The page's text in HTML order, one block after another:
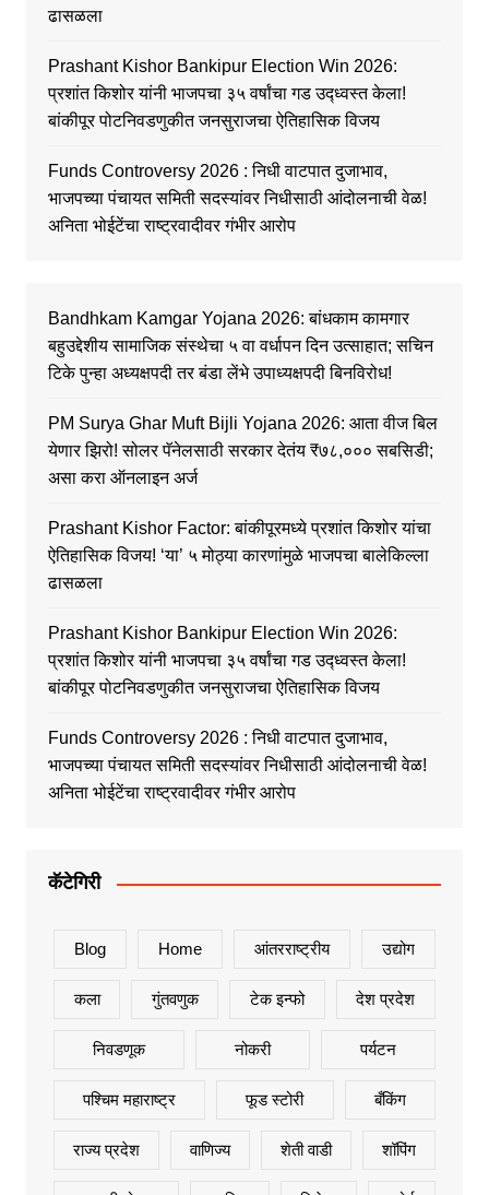
ढासळला
Prashant Kishor Bankipur Election Win 2026:
प्रशांत किशोर यांनी भाजपचा ३५ वर्षांचा गड उद्ध्वस्त केला!
बांकीपूर पोटनिवडणुकीत जनसुराजचा ऐतिहासिक विजय
Funds Controversy 2026 : निधी वाटपात दुजाभाव,
भाजपच्या पंचायत समिती सदस्यांवर निधीसाठी आंदोलनाची वेळ!
अनिता भोईटेंचा राष्ट्रवादीवर गंभीर आरोप
Bandhkam Kamgar Yojana 2026: बांधकाम कामगार
बहुउद्देशीय सामाजिक संस्थेचा ५ वा वर्धापन दिन उत्साहात; सचिन
टिके पुन्हा अध्यक्षपदी तर बंडा लेंभे उपाध्यक्षपदी बिनविरोध!
PM Surya Ghar Muft Bijli Yojana 2026: आता वीज बिल
येणार झिरो! सोलर पॅनेलसाठी सरकार देतंय ₹७८,००० सबसिडी;
असा करा ऑनलाइन अर्ज
Prashant Kishor Factor: बांकीपूरमध्ये प्रशांत किशोर यांचा
ऐतिहासिक विजय! ‘या’ ५ मोठ्या कारणांमुळे भाजपचा बालेकिल्ला
ढासळला
Prashant Kishor Bankipur Election Win 2026:
प्रशांत किशोर यांनी भाजपचा ३५ वर्षांचा गड उद्ध्वस्त केला!
बांकीपूर पोटनिवडणुकीत जनसुराजचा ऐतिहासिक विजय
Funds Controversy 2026 : निधी वाटपात दुजाभाव,
भाजपच्या पंचायत समिती सदस्यांवर निधीसाठी आंदोलनाची वेळ!
अनिता भोईटेंचा राष्ट्रवादीवर गंभीर आरोप
कॅटेगिरी
Blog Home आंतरराष्ट्रीय उद्योग
कला गुंतवणुक टेक इन्फो देश प्रदेश
निवडणूक नोकरी पर्यटन
पश्चिम महाराष्ट्र फूड स्टोरी बँकिंग
राज्य प्रदेश वाणिज्य शेती वाडी शॉपिंग